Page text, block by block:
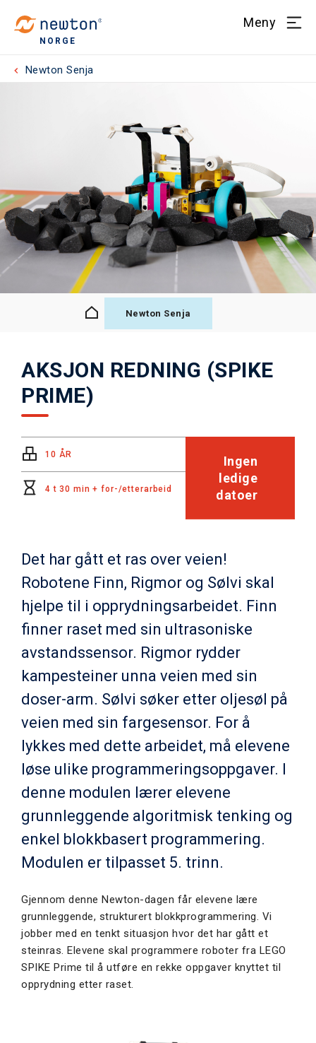
NORGE
Meny
Newton Senja
Newton Senja
AKSJON REDNING (SPIKE
PRIME)
10 ÅR
4 t 30 min + for-/etterarbeid
Ingen
ledige
datoer
Det har gått et ras over veien!
Robotene Finn, Rigmor og Sølvi skal
hjelpe til i opprydningsarbeidet. Finn
finner raset med sin ultrasoniske
avstandssensor. Rigmor rydder
kampesteiner unna veien med sin
doser-arm. Sølvi søker etter oljesøl på
veien med sin fargesensor. For å
lykkes med dette arbeidet, må elevene
løse ulike programmeringsoppgaver. I
denne modulen lærer elevene
grunnleggende algoritmisk tenking og
enkel blokkbasert programmering.
Modulen er tilpasset 5. trinn.
Gjennom denne Newton-dagen får elevene lære
grunnleggende, strukturert blokkprogrammering. Vi
jobber med en tenkt situasjon hvor det har gått et
steinras. Elevene skal programmere roboter fra LEGO
SPIKE Prime til å utføre en rekke oppgaver knyttet til
opprydning etter raset.